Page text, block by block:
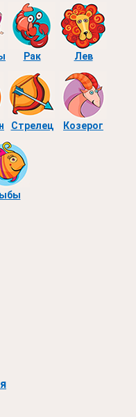
Рак Лев
Стрелец Козерог